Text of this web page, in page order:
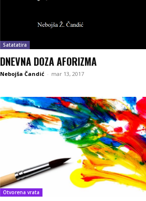
Satatatira
DNEVNA DOZA AFORIZMA
Nebojša Čandić - mar 13, 2017
Otvorena vrata